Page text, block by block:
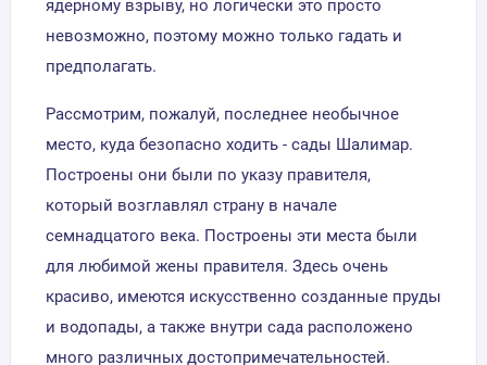
ядерному взрыву, но логически это просто
невозможно, поэтому можно только гадать и
предполагать.
Рассмотрим, пожалуй, последнее необычное
место, куда безопасно ходить - сады Шалимар.
Построены они были по указу правителя,
который возглавлял страну в начале
семнадцатого века. Построены эти места были
для любимой жены правителя. Здесь очень
красиво, имеются искусственно созданные пруды
и водопады, а также внутри сада расположено
много различных достопримечательностей.